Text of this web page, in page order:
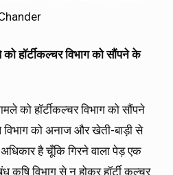
हॉर्टीकल्चर विभाग को सौंपने के
को हॉर्टीकल्चर विभाग को सौंपने
विभाग को अनाज और खेती-बाड़ी से
है चूँकि गिरने वाला पेड़ एक
विभाग से न होकर हॉर्टी कल्चर